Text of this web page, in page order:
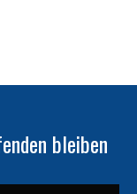
bleiben